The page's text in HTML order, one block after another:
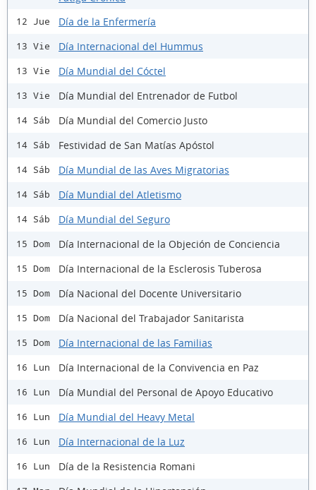
12 Jue Día de la Enfermería
13 Vie Día Internacional del Hummus
13 Vie Día Mundial del Cóctel
13 Vie Día Mundial del Entrenador de Futbol
14 Sáb Día Mundial del Comercio Justo
14 Sáb Festividad de San Matías Apóstol
14 Sáb Día Mundial de las Aves Migratorias
14 Sáb Día Mundial del Atletismo
14 Sáb Día Mundial del Seguro
15 Dom Día Internacional de la Objeción de Conciencia
15 Dom Día Internacional de la Esclerosis Tuberosa
15 Dom Día Nacional del Docente Universitario
15 Dom Día Nacional del Trabajador Sanitarista
15 Dom Día Internacional de las Familias
16 Lun Día Internacional de la Convivencia en Paz
16 Lun Día Mundial del Personal de Apoyo Educativo
16 Lun Día Mundial del Heavy Metal
16 Lun Día Internacional de la Luz
16 Lun Día de la Resistencia Romani